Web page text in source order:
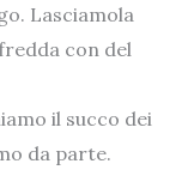
Lasciamola
con del
il succo dei
da parte.